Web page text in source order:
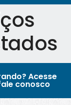
Acesse
conosco